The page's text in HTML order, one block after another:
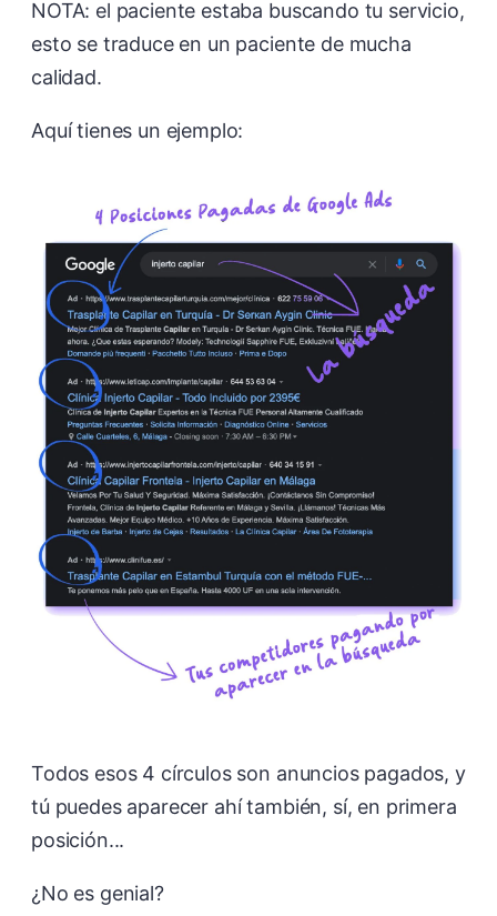
NOTA: el paciente estaba buscando tu servicio,
esto se traduce en un paciente de mucha
calidad.
Aquí tienes un ejemplo:
Todos esos 4 círculos son anuncios pagados, y
tú puedes aparecer ahí también, sí, en primera
posición...
¿No es genial?